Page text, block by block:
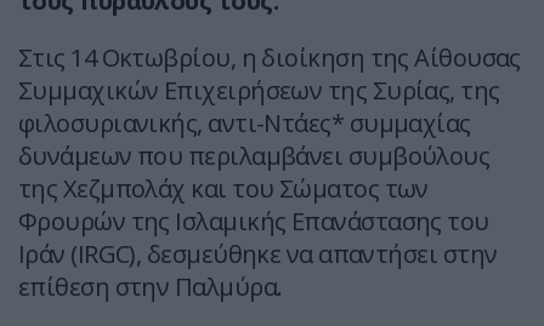
Στις 14 Οκτωβρίου, η διοίκηση της Αίθουσας
Συμμαχικών Επιχειρήσεων της Συρίας, της
φιλοσυριανικής, αντι-Ντάες* συμμαχίας
δυνάμεων που περιλαμβάνει συμβούλους
της Χεζμπολάχ και του Σώματος των
Φρουρών της Ισλαμικής Επανάστασης του
Ιράν (IRGC), δεσμεύθηκε να απαντήσει στην
επίθεση στην Παλμύρα.